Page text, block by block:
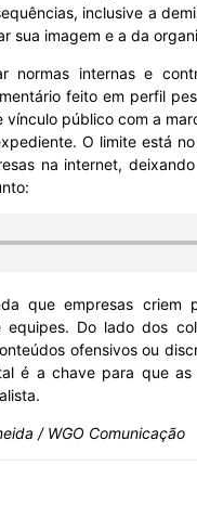
inclusive a
sua imagem e a da
normas internas e
feito em perfil
público com a
O limite está
na internet,
que empresas
Do lado dos
ofensivos ou
é a chave para que
/ WGO Comunicação